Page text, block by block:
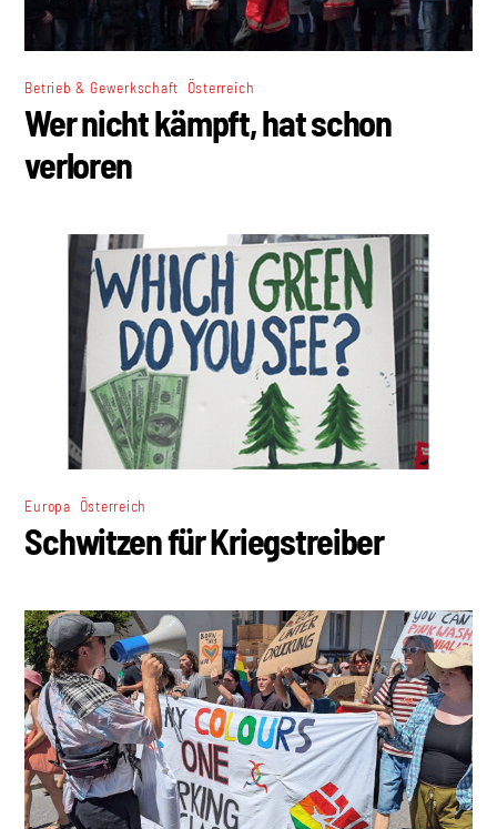
Betrieb & Gewerkschaft Österreich
Wer nicht kämpft, hat schon
verloren
Europa Österreich
Schwitzen für Kriegstreiber